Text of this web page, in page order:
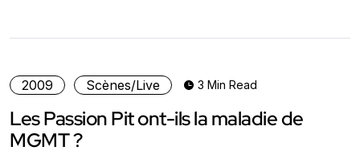
2009 Scènes/Live 3 Min Read
Les Passion Pit ont-ils la maladie de
MGMT ?